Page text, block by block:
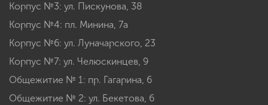
Корпус №3: ул. Пискунова, 38
Корпус №4: пл. Минина, 7а
Корпус №6: ул. Луначарского, 23
Корпус №7: ул. Челюскинцев, 9
Общежитие № 1: пр. Гагарина, 6
Общежитие № 2: ул. Бекетова, 6